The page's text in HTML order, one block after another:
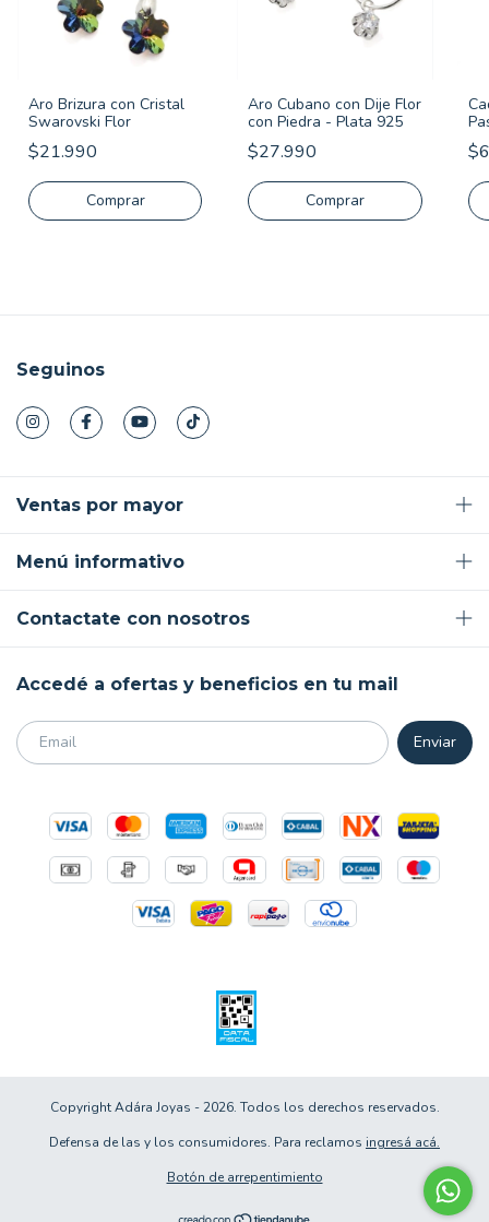
Aro Brizura con Cristal
Swarovski Flor
$21.990
Aro Cubano con Dije Flor
con Piedra - Plata 925
$27.990
Seguinos
Ventas por mayor
Menú informativo
Contactate con nosotros
Accedé a ofertas y beneficios en tu mail
Copyright Adára Joyas - 2026. Todos los derechos reservados.
Defensa de las y los consumidores. Para reclamos ingresá acá.
Botón de arrepentimiento